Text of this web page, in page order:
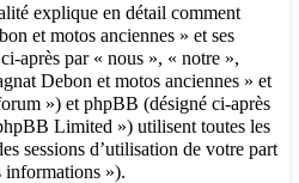
explique en détail comment
et motos anciennes » et ses
après par « nous », « notre »,
Debon et motos anciennes » et
») et phpBB (désigné ci-après
Limited ») utilisent toutes les
sessions d’utilisation de votre part
informations »).